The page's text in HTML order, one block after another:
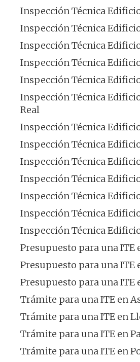
Inspección Técnica
Inspección Técnica
Inspección Técnica
Inspección Técnica
Inspección Técnica
Inspección Técnica
Real
Inspección Técnica
Inspección Técnica
Inspección Técnica
Inspección Técnica
Inspección Técnica
Inspección Técnica
Inspección Técnica
Presupuesto para una ITE
Presupuesto para una ITE
Presupuesto para una ITE
Trámite para una ITE en
Trámite para una ITE en
Trámite para una ITE en
Trámite para una ITE en